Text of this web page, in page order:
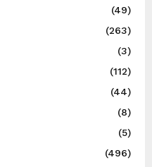
(49)
(263)
(3)
(112)
(44)
(8)
(5)
(496)